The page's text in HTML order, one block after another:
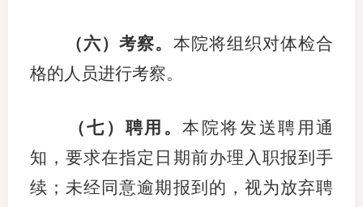
（六）考察。 本院将组织对体检合
格的人员进行考察。
（七）聘用。本院将发送聘用通
知，要求在指定日期前办理入职报到手
续；未经同意逾期报到的，视为放弃聘